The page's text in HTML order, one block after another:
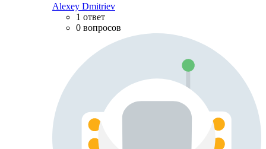
Alexey Dmitriev
1 ответ
0 вопросов